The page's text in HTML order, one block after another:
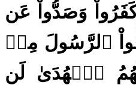
وَصَدُّواْ عَن
ٱلرَّسُولَ مِنۢ
ٱلۡهُدَىٰ لَن